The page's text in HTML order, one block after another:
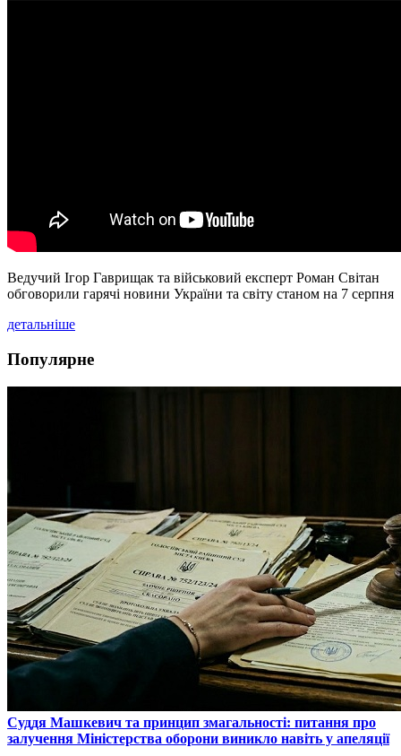
Ведучий Ігор Гаврищак та військовий експерт Роман Світан
обговорили гарячі новини України та світу станом на 7 серпня
детальніше
Популярне
​Суддя Машкевич та принцип змагальності: питання про
залучення Міністерства оборони виникло навіть у апеляції